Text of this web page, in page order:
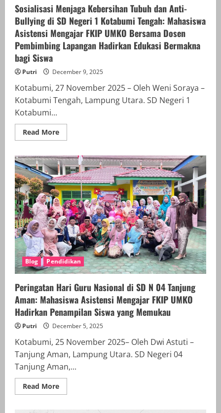
Utara
Sosialisasi Menjaga Kebersihan Tubuh dan Anti-
Bullying di SD Negeri 1 Kotabumi Tengah: Mahasiswa
Asistensi Mengajar FKIP UMKO Bersama Dosen
Pembimbing Lapangan Hadirkan Edukasi Bermakna
bagi Siswa
Putri December 9, 2025
Kotabumi, 27 November 2025 – Oleh Weni Soraya –
Kotabumi Tengah, Lampung Utara. SD Negeri 1
Kotabumi...
Read MoreRead
more
Menjaga
Kebersihan
Tubuh
dan
Anti-
Bullying
di
SD
Negeri
1
Kotabumi
Tengah:
Mahasiswa
Asistensi
Mengajar
FKIP
UMKO
Bersama
Dosen
Pembimbing
Lapangan
Hadirkan
Edukasi
Bermakna
bagi
Blog Pendidikan
Peringatan Hari Guru Nasional di SD N 04 Tanjung
Aman: Mahasiswa Asistensi Mengajar FKIP UMKO
Hadirkan Penampilan Siswa yang Memukau
Putri December 5, 2025
Kotabumi, 25 November 2025– Oleh Dwi Astuti –
Tanjung Aman, Lampung Utara. SD Negeri 04
Tanjung Aman,...
Read MoreRead
more